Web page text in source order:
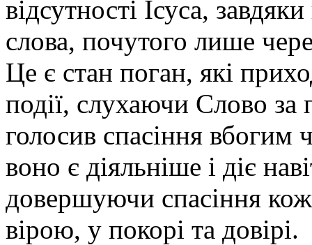
відсутності Ісуса,
слова, почутого лише
Це є стан поган, які
події, слухаючи Слово
голосив спасіння вбогим
воно є діяльніше і діє
довершуючи спасіння
вірою, у покорі та довірі.